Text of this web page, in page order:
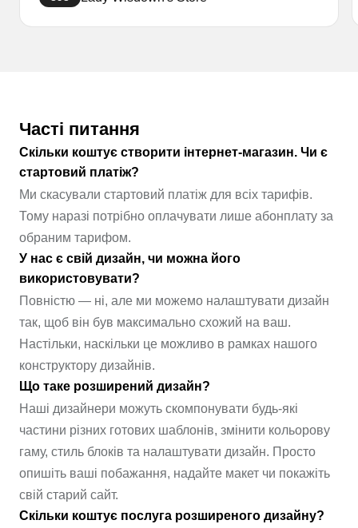
Часті питання
Скільки коштує створити інтернет-магазин. Чи є
стартовий платіж?
Ми скасували стартовий платіж для всіх тарифів.
Тому наразі потрібно оплачувати лише абонплату за
обраним тарифом.
У нас є свій дизайн, чи можна його
використовувати?
Повністю — ні, але ми можемо налаштувати дизайн
так, щоб він був максимально схожий на ваш.
Настільки, наскільки це можливо в рамках нашого
конструктору дизайнів.
Що таке розширений дизайн?
Наші дизайнери можуть скомпонувати будь-які
частини різних готових шаблонів, змінити кольорову
гаму, стиль блоків та налаштувати дизайн. Просто
опишіть ваші побажання, надайте макет чи покажіть
свій старий сайт.
Скільки коштує послуга розширеного дизайну?